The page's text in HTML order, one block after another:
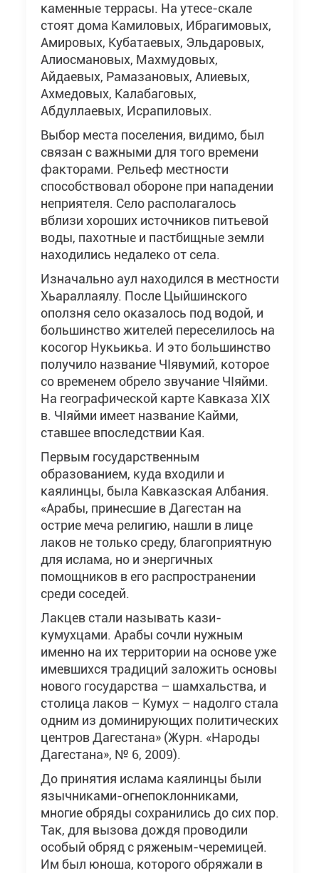
каменные террасы. На утесе-скале
стоят дома Камиловых, Ибрагимовых,
Амировых, Кубатаевых, Эльдаровых,
Алиосмановых, Махмудовых,
Айдаевых, Рамазановых, Алиевых,
Ахмедовых, Калабаговых,
Абдуллаевых, Исрапиловых.
Выбор места поселения, видимо, был
связан с важными для того времени
факторами. Рельеф местности
способствовал обороне при нападении
неприятеля. Село располагалось
вблизи хороших источников питьевой
воды, пахотные и пастбищные земли
находились недалеко от села.
Изначально аул находился в местности
Хьараллаялу. После Цыйшинского
оползня село оказалось под водой, и
большинство жителей переселилось на
косогор Нукьикьа. И это большинство
получило название ЧIявумий, которое
со временем обрело звучание ЧIяйми.
На географической карте Кавказа ХIХ
в. ЧIяйми имеет название Кайми,
ставшее впоследствии Кая.
Первым государственным
образованием, куда входили и
каялинцы, была Кавказская Албания.
«Арабы, принесшие в Дагестан на
острие меча религию, нашли в лице
лаков не только среду, благоприятную
для ислама, но и энергичных
помощников в его распространении
среди соседей.
Лакцев стали называть кази-
кумухцами. Арабы сочли нужным
именно на их территории на основе уже
имевшихся традиций заложить основы
нового государства – шамхальства, и
столица лаков – Кумух – надолго стала
одним из доминирующих политических
центров Дагестана» (Журн. «Народы
Дагестана», № 6, 2009).
До принятия ислама каялинцы были
язычниками-огнепоклонниками,
многие обряды сохранились до сих пор.
Так, для вызова дождя проводили
особый обряд с ряженым-черемицей.
Им был юноша, которого обряжали в